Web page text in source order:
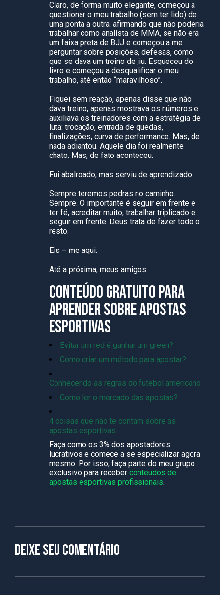
Claro, de forma muito elegante, começou a
questionar o meu trabalho (sem ter lido) de
uma ponta a outra, afirmando que não poderia
trabalhar como analista de MMA, se não era
um faixa preta de BJJ e começou a me
perguntar sobre posições, defesas, como
que se dava um treino de jiu. Esqueceu do
livro e começou a desqualificar o meu
trabalho, até então “maravilhoso”.
Fiquei sem reação, apenas disse que não
dava treino, apenas mostrava os números e
auxiliava os treinadores com a estratégia de
luta: trocação, entrada de quedas,
finalizações, curva de performance. Mas, de
nada adiantou. Aquele dia foi realmente
chato. Mas, de fato aconteceu.
Fui abalroado, mas serviu de aprendizado.
Sempre teremos pedras no caminho.
Sempre. O importante é seguir em frente e
ter fé, acreditar muito, trabalhar triplicado e
seguir em frente. Deus trata de fazer todo o
resto.
Eis – me aqui.
Até a próxima, meus amigos.
CONTEÚDO GRATUITO PARA
APRENDER SOBRE APOSTAS
ESPORTIVAS
Evitar um red é ganhar um green?
Como criar um método para apostar?
Conhecendo as regras do futebol americano
Como ler o mercado das apostas?
4 coisas que não te contam sobre as
apostas esportivas
Faça como os 3% dos apostadores
lucrativos e comece a se especializar agora
mesmo. Por isso, faça parte do meu grupo
exclusivo para receber conteúdos de
apostas esportivas profissionais.
Deixe seu comentário